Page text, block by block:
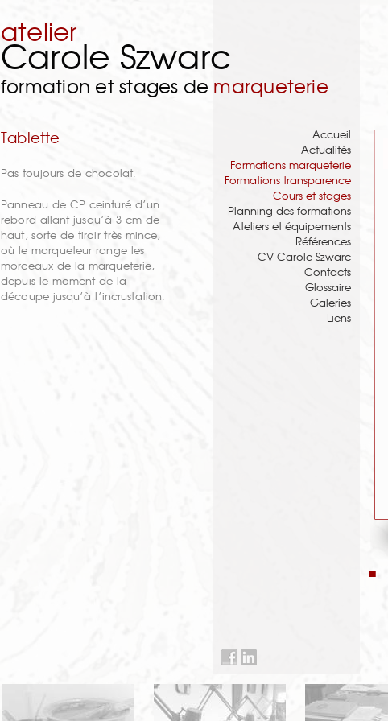
atelier
Carole Szwarc
formation et stages de marqueterie
Tablette
Pas toujours de chocolat.
Panneau de CP ceinturé d’un
rebord allant jusqu’à 3 cm de
haut, sorte de tiroir très mince,
où le marqueteur range les
morceaux de la marqueterie,
depuis le moment de la
découpe jusqu’à l’incrustation.
Accueil
Actualités
Formations marqueterie
Formations transparence
Cours et stages
Planning des formations
Ateliers et équipements
Références
CV Carole Szwarc
Contacts
Glossaire
Galeries
Liens